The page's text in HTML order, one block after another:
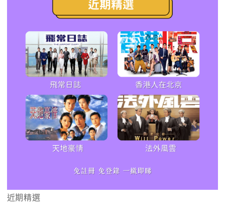
近期精選